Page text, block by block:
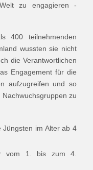
zu engagieren -
400 teilnehmenden
wussten sie nicht
die Verantwortlichen
Engagement für die
aufzugreifen und so
zu
Jüngsten im Alter ab 4
vom 1. bis zum 4.